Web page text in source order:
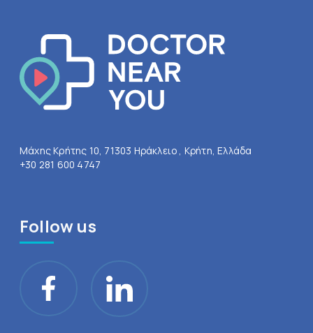
Μάχης Κρήτης 10, 71303 Ηράκλειο , Κρήτη, Ελλάδα
+30 281 600 4747
Follow us